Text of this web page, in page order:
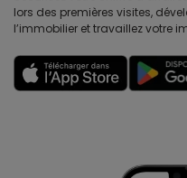
lors des premières visites,
l’immobilier et travaillez votre